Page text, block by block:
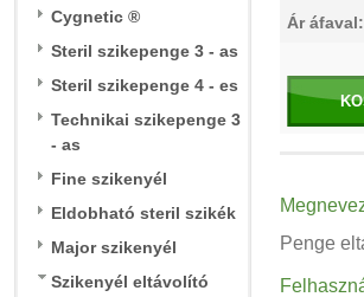
Cygnetic ®
Steril szikepenge 3 - as
Steril szikepenge 4 - es
Technikai szikepenge 3
- as
Fine szikenyél
Eldobható steril szikék
Major szikenyél
Szikenyél eltávolító
Ár áfaval:
Penge